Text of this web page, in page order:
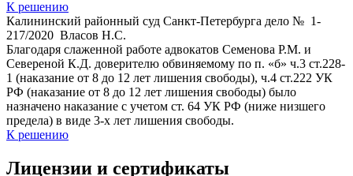
К решению
Калининский районный суд Санкт-Петербурга дело № 1-
217/2020 Власов Н.С.
Благодаря слаженной работе адвокатов Семенова Р.М. и
Севереной К.Д. доверителю обвиняемому по п. «б» ч.3 ст.228-
1 (наказание от 8 до 12 лет лишения свободы), ч.4 ст.222 УК
РФ (наказание от 8 до 12 лет лишения свободы) было
назначено наказание с учетом ст. 64 УК РФ (ниже низшего
предела) в виде 3-х лет лишения свободы.
К решению
Лицензии и сертификаты